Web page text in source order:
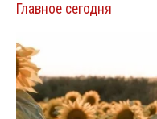
Главное сегодня